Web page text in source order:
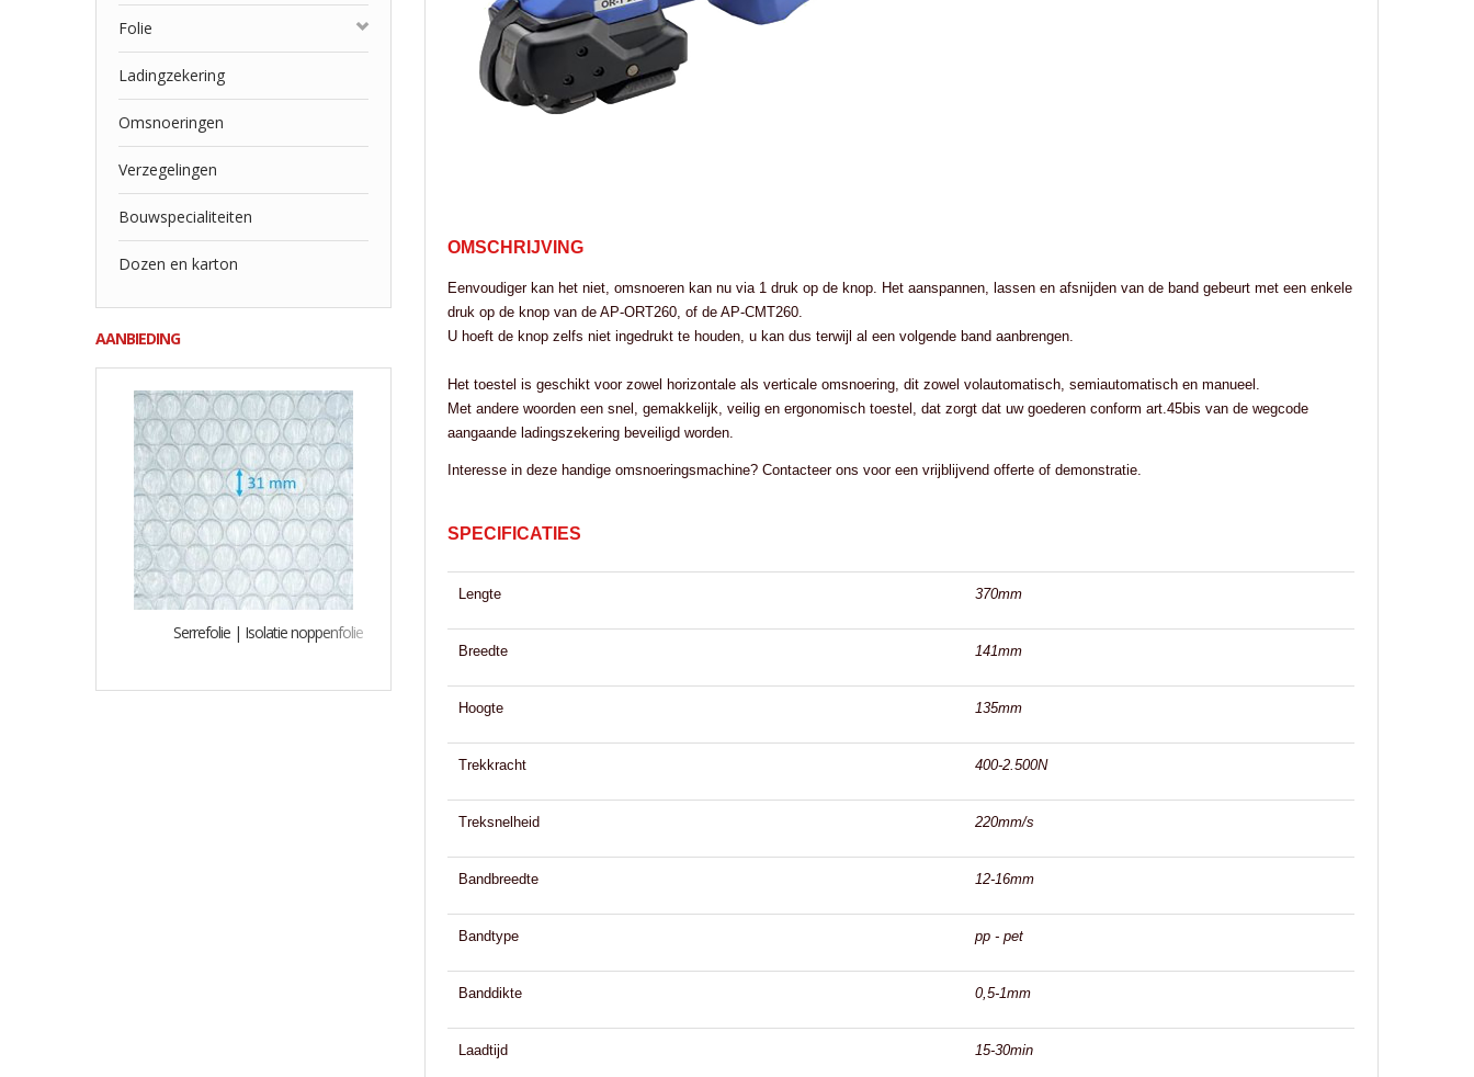
Folie
Ladingzekering
Omsnoeringen
Verzegelingen
Bouwspecialiteiten
Dozen en karton
AANBIEDING
Serrefolie | Isolatie noppenfolie
OMSCHRIJVING
Eenvoudiger kan het niet, omsnoeren kan nu via 1 druk op de knop. Het aanspannen, lassen en afsnijden van de band gebeurt met een enkele
druk op de knop van de AP-ORT260, of de AP-CMT260.
U hoeft de knop zelfs niet ingedrukt te houden, u kan dus terwijl al een volgende band aanbrengen.
Het toestel is geschikt voor zowel horizontale als verticale omsnoering, dit zowel volautomatisch, semiautomatisch en manueel.
Met andere woorden een snel, gemakkelijk, veilig en ergonomisch toestel, dat zorgt dat uw goederen conform art.45bis van de wegcode
aangaande ladingszekering beveiligd worden.
Interesse in deze handige omsnoeringsmachine? Contacteer ons voor een vrijblijvend offerte of demonstratie.
SPECIFICATIES
Lengte 370mm
Breedte 141mm
Hoogte 135mm
Trekkracht 400-2.500N
Treksnelheid 220mm/s
Bandbreedte 12-16mm
Bandtype pp - pet
Banddikte 0,5-1mm
Laadtijd 15-30min